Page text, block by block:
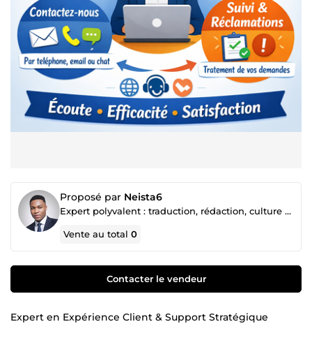
Proposé par Neista6
Expert polyvalent : traduction, rédaction, culture africaine, amour, correction & service client
Vente au total0
Contacter le vendeur
Expert en Expérience Client & Support Stratégique